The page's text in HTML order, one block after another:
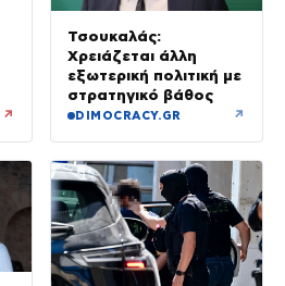
↗
Τσουκαλάς:
Χρειάζεται άλλη
εξωτερική πολιτική με
στρατηγικό βάθος
DIMOCRACY.GR ↗